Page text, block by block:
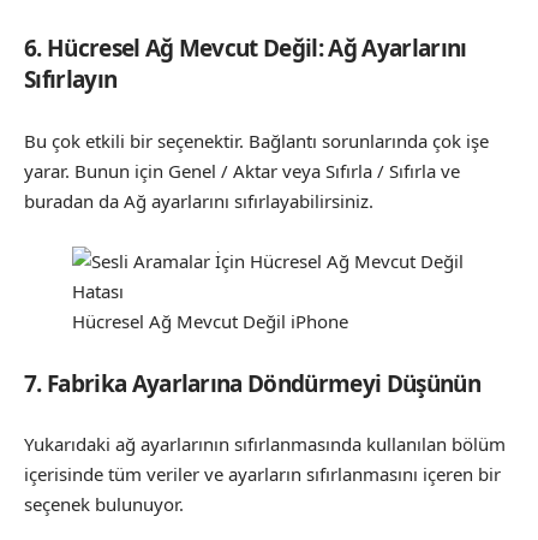
6. Hücresel Ağ Mevcut Değil: Ağ Ayarlarını
Sıfırlayın
Bu çok etkili bir seçenektir. Bağlantı sorunlarında çok işe
yarar. Bunun için Genel / Aktar veya Sıfırla / Sıfırla ve
buradan da Ağ ayarlarını sıfırlayabilirsiniz.
Hücresel Ağ Mevcut Değil iPhone
7. Fabrika Ayarlarına Döndürmeyi Düşünün
Yukarıdaki ağ ayarlarının sıfırlanmasında kullanılan bölüm
içerisinde tüm veriler ve ayarların sıfırlanmasını içeren bir
seçenek bulunuyor.